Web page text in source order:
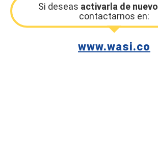
Si deseas activarla de nuevo
contactarnos en:
www.wasi.co